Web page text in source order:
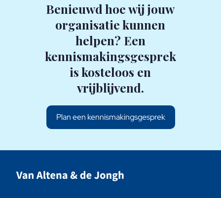
Benieuwd hoe wij jouw
organisatie kunnen
helpen? Een
kennismakingsgesprek
is kosteloos en
vrijblijvend.
Plan een kennismakingsgesprek